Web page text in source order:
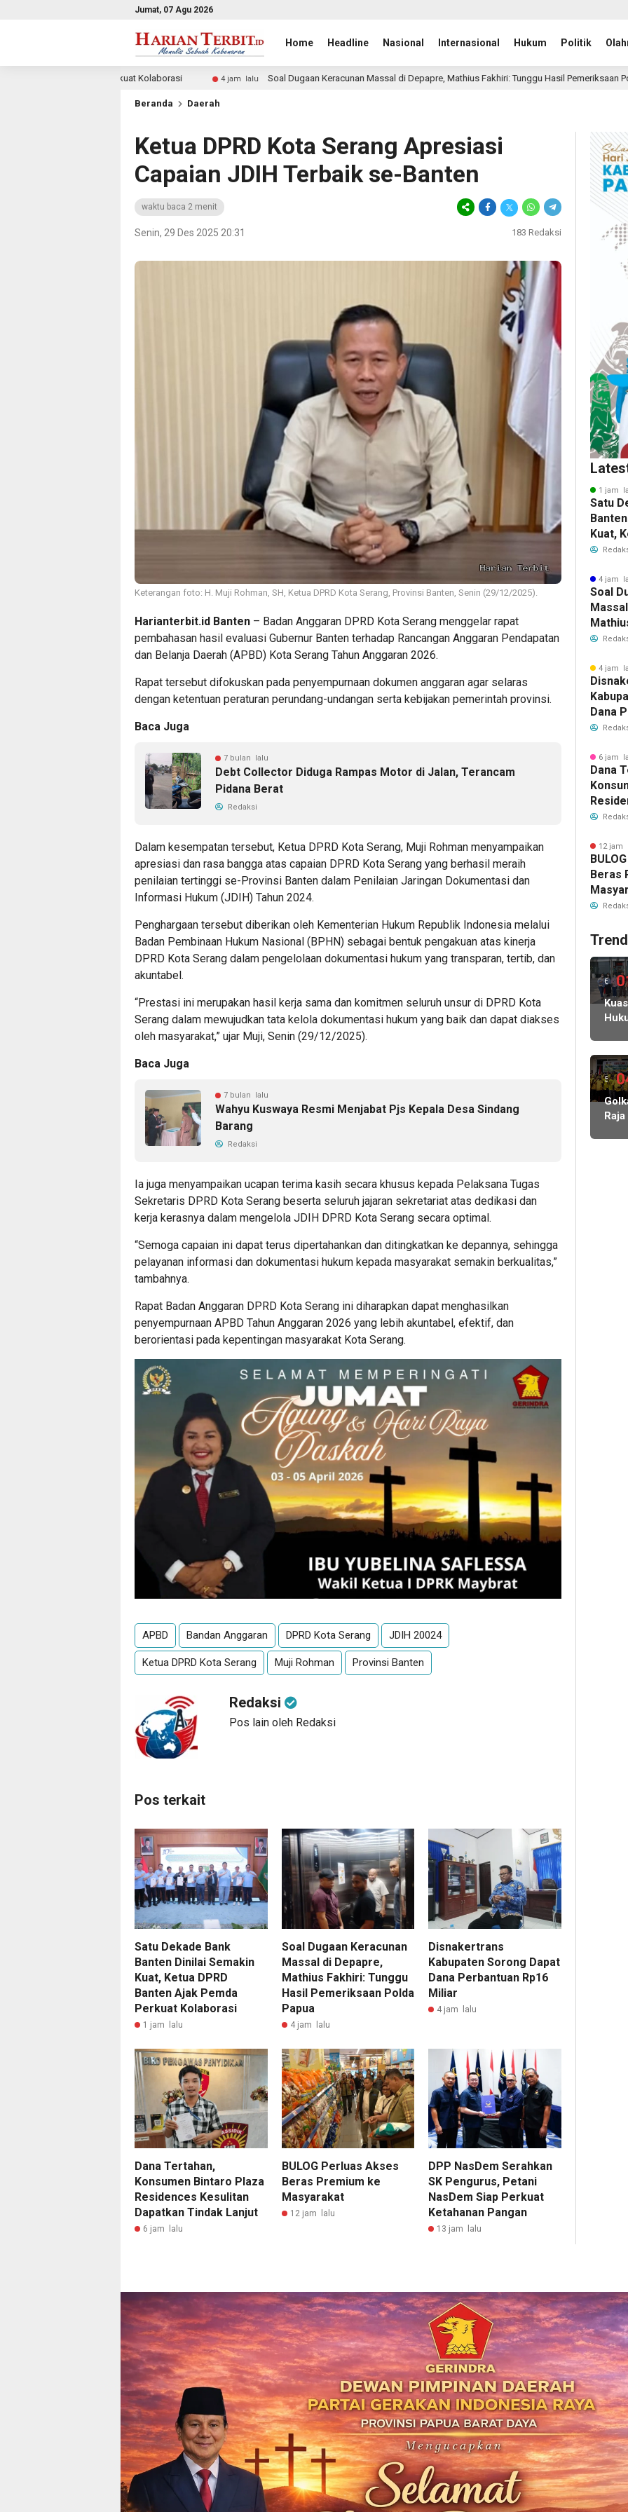
Jumat, 07 Agu 2026
Home Headline Nasional Internasional Hukum Politik
4 jam lalu Soal Dugaan Keracunan Massal di Depapre, Mathius Fakhiri: Tunggu Hasil Pemeriksaan Polda Papua 4 jam
Beranda Daerah
Ketua DPRD Kota Serang Apresiasi
Capaian JDIH Terbaik se-Banten
waktu baca 2 menit
Senin, 29 Des 2025 20:31 183 Redaksi
Keterangan foto: H. Muji Rohman, SH, Ketua DPRD Kota Serang, Provinsi Banten, Senin (29/12/2025).
Harianterbit.id Banten – Badan Anggaran DPRD Kota Serang menggelar rapat
pembahasan hasil evaluasi Gubernur Banten terhadap Rancangan Anggaran Pendapatan
dan Belanja Daerah (APBD) Kota Serang Tahun Anggaran 2026.
Rapat tersebut difokuskan pada penyempurnaan dokumen anggaran agar selaras
dengan ketentuan peraturan perundang-undangan serta kebijakan pemerintah provinsi.
Baca Juga
7 bulan lalu
Debt Collector Diduga Rampas Motor di Jalan, Terancam
Pidana Berat
Redaksi
Dalam kesempatan tersebut, Ketua DPRD Kota Serang, Muji Rohman menyampaikan
apresiasi dan rasa bangga atas capaian DPRD Kota Serang yang berhasil meraih
penilaian tertinggi se-Provinsi Banten dalam Penilaian Jaringan Dokumentasi dan
Informasi Hukum (JDIH) Tahun 2024.
Penghargaan tersebut diberikan oleh Kementerian Hukum Republik Indonesia melalui
Badan Pembinaan Hukum Nasional (BPHN) sebagai bentuk pengakuan atas kinerja
DPRD Kota Serang dalam pengelolaan dokumentasi hukum yang transparan, tertib, dan
akuntabel.
“Prestasi ini merupakan hasil kerja sama dan komitmen seluruh unsur di DPRD Kota
Serang dalam mewujudkan tata kelola dokumentasi hukum yang baik dan dapat diakses
oleh masyarakat,” ujar Muji, Senin (29/12/2025).
Baca Juga
7 bulan lalu
Wahyu Kuswaya Resmi Menjabat Pjs Kepala Desa Sindang
Barang
Redaksi
Ia juga menyampaikan ucapan terima kasih secara khusus kepada Pelaksana Tugas
Sekretaris DPRD Kota Serang beserta seluruh jajaran sekretariat atas dedikasi dan
kerja kerasnya dalam mengelola JDIH DPRD Kota Serang secara optimal.
“Semoga capaian ini dapat terus dipertahankan dan ditingkatkan ke depannya, sehingga
pelayanan informasi dan dokumentasi hukum kepada masyarakat semakin berkualitas,”
tambahnya.
Rapat Badan Anggaran DPRD Kota Serang ini diharapkan dapat menghasilkan
penyempurnaan APBD Tahun Anggaran 2026 yang lebih akuntabel, efektif, dan
berorientasi pada kepentingan masyarakat Kota Serang.
APBD Bandan Anggaran DPRD Kota Serang JDIH 20024
Ketua DPRD Kota Serang Muji Rohman Provinsi Banten
Redaksi
Pos lain oleh Redaksi
Pos terkait
Satu Dekade Bank
Banten Dinilai Semakin
Kuat, Ketua DPRD
Banten Ajak Pemda
Perkuat Kolaborasi
1 jam lalu
Soal Dugaan Keracunan
Massal di Depapre,
Mathius Fakhiri: Tunggu
Hasil Pemeriksaan Polda
Papua
4 jam lalu
Disnakertrans
Kabupaten Sorong Dapat
Dana Perbantuan Rp16
Miliar
4 jam lalu
Dana Tertahan,
Konsumen Bintaro Plaza
Residences Kesulitan
Dapatkan Tindak Lanjut
6 jam lalu
BULOG Perluas Akses
Beras Premium ke
Masyarakat
12 jam lalu
DPP NasDem Serahkan
SK Pengurus, Petani
NasDem Siap Perkuat
Ketahanan Pangan
13 jam lalu
1 jam
Satu
Kuat,
Ajak
4 jam
Soal
Hasil
4 jam
Dana
Miliar
6 jam
Dana
12 jam
Beras
6
hari
lalu
dan
Cacat
5
hari
lalu
Raja